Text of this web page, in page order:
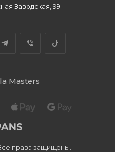
Заводская, 99
Masters
права защищены.